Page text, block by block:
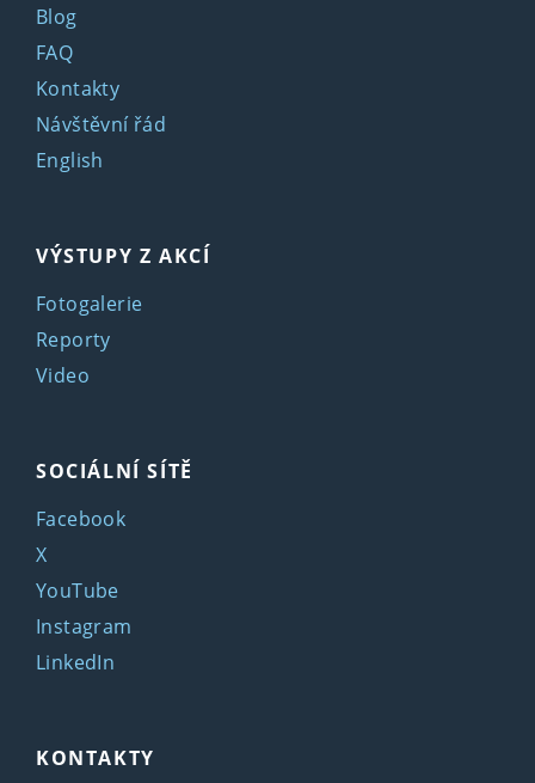
Blog
FAQ
Kontakty
Návštěvní řád
English
VÝSTUPY Z AKCÍ
Fotogalerie
Reporty
Video
SOCIÁLNÍ SÍTĚ
Facebook
X
YouTube
Instagram
LinkedIn
KONTAKTY